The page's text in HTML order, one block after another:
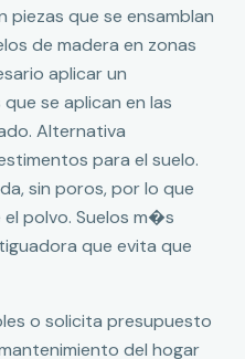
que se ensamblan
de madera en zonas
aplicar un
se aplican en las
Alternativa
para el suelo.
sin poros, por lo que
polvo. Suelos m�s
que evita que
o solicita presupuesto
del hogar